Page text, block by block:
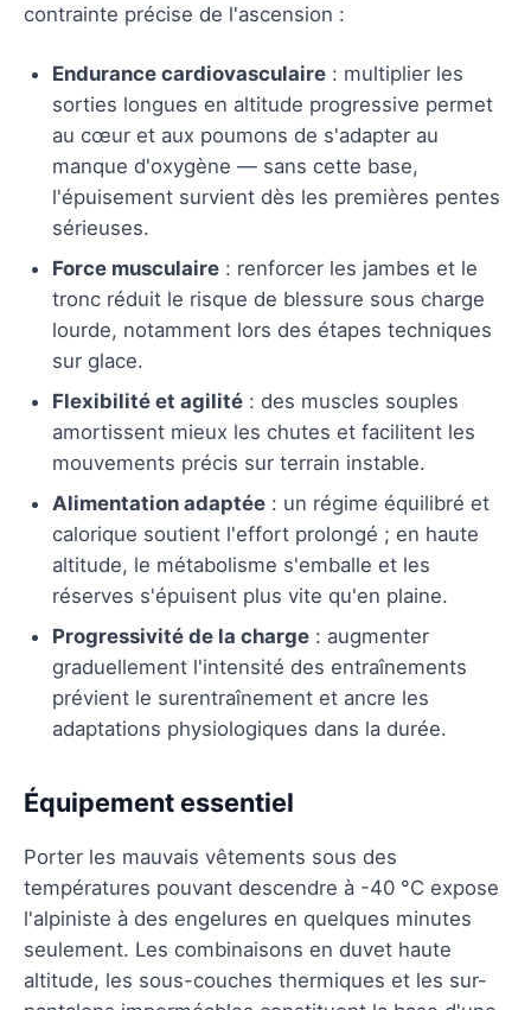
contrainte précise de l'ascension :
Endurance cardiovasculaire : multiplier les
sorties longues en altitude progressive permet
au cœur et aux poumons de s'adapter au
manque d'oxygène — sans cette base,
l'épuisement survient dès les premières pentes
sérieuses.
Force musculaire : renforcer les jambes et le
tronc réduit le risque de blessure sous charge
lourde, notamment lors des étapes techniques
sur glace.
Flexibilité et agilité : des muscles souples
amortissent mieux les chutes et facilitent les
mouvements précis sur terrain instable.
Alimentation adaptée : un régime équilibré et
calorique soutient l'effort prolongé ; en haute
altitude, le métabolisme s'emballe et les
réserves s'épuisent plus vite qu'en plaine.
Progressivité de la charge : augmenter
graduellement l'intensité des entraînements
prévient le surentraînement et ancre les
adaptations physiologiques dans la durée.
Équipement essentiel
Porter les mauvais vêtements sous des
températures pouvant descendre à -40 °C expose
l'alpiniste à des engelures en quelques minutes
seulement. Les combinaisons en duvet haute
altitude, les sous-couches thermiques et les sur-